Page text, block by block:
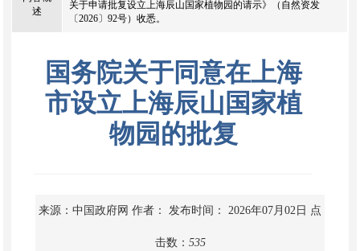
述
关于申请批复设立上海辰山国家植物园的请示》（自然资发
〔2026〕92号）收悉。
国务院关于同意在上海
市设立上海辰山国家植
物园的批复
来源：中国政府网 作者： 发布时间： 2026年07月02日 点
击数： 535